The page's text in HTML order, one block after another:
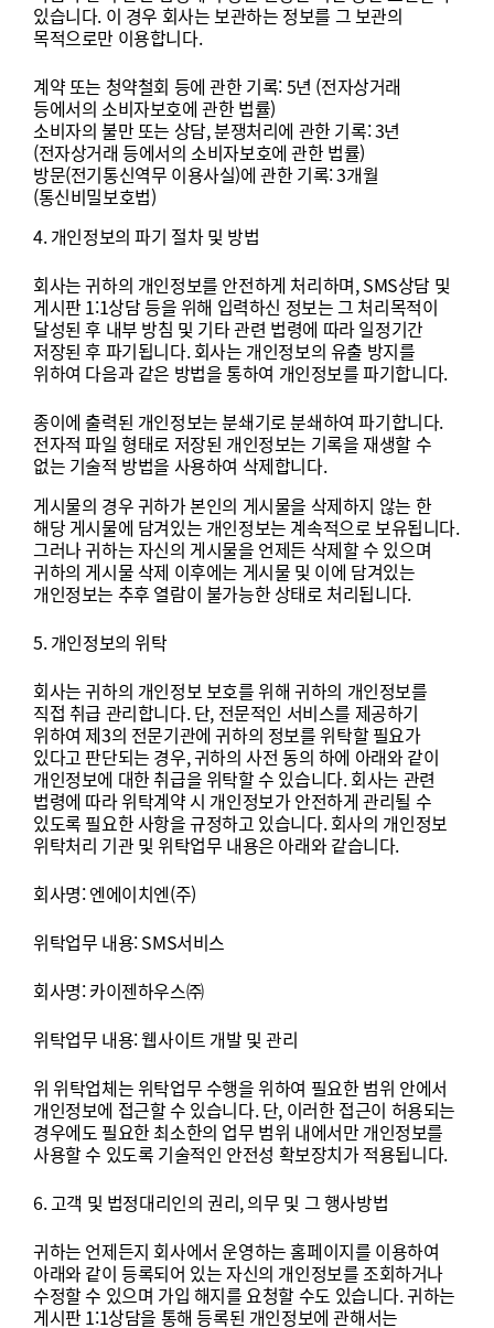
있습니다. 이 경우 회사는보관하는 정보를 그보관의
목적으로만 이용합니다.
계약또는 청약철회 등에 관한 기록: 5년 (전자상거래
등에서의 소비자보호에 관한 법률)
소비자의 불만또는 상담,분쟁처리에 관한 기록: 3년
(전자상거래 등에서의 소비자보호에 관한 법률)
방문(전기통신역무 이용사실)에 관한 기록: 3개월
(통신비밀보호법)
4.개인정보의 파기 절차및 방법
회사는귀하의 개인정보를 안전하게 처리하며, SMS상담 및
게시판 1:1상담등을위해 입력하신 정보는그 처리목적이
달성된 후 내부 방침 및 기타관련 법령에 따라일정기간
저장된 후 파기됩니다.회사는 개인정보의 유출 방지를
위하여 다음과같은 방법을통하여 개인정보를파기합니다.
종이에 출력된 개인정보는분쇄기로분쇄하여 파기합니다.
전자적 파일 형태로 저장된 개인정보는 기록을재생할수
없는 기술적 방법을 사용하여 삭제합니다.
게시물의 경우귀하가본인의 게시물을 삭제하지 않는 한
해당게시물에 담겨있는 개인정보는 계속적으로보유됩니다.
그러나귀하는자신의 게시물을 언제든 삭제할수 있으며
귀하의 게시물 삭제 이후에는 게시물 및 이에 담겨있는
개인정보는 추후 열람이 불가능한 상태로 처리됩니다.
5.개인정보의 위탁
회사는귀하의 개인정보보호를위해 귀하의 개인정보를
직접 취급 관리합니다.단, 전문적인 서비스를 제공하기
위하여 제3의 전문기관에 귀하의 정보를위탁할 필요가
있다고 판단되는 경우,귀하의 사전 동의 하에 아래와같이
개인정보에 대한취급을위탁할수 있습니다.회사는 관련
법령에 따라위탁계약 시 개인정보가안전하게 관리될 수
있도록 필요한사항을규정하고 있습니다.회사의 개인정보
위탁처리 기관 및 위탁업무 내용은 아래와같습니다.
회사명:엔에이치엔(주)
위탁업무 내용: SMS서비스
회사명:카이젠하우스㈜
위탁업무 내용:웹사이트 개발및 관리
위 위탁업체는위탁업무수행을위하여 필요한 범위 안에서
개인정보에 접근할수 있습니다.단, 이러한 접근이 허용되는
경우에도 필요한 최소한의 업무 범위 내에서만 개인정보를
사용할수 있도록 기술적인 안전성 확보장치가적용됩니다.
6.고객 및 법정대리인의 권리,의무 및 그행사방법
귀하는 언제든지 회사에서 운영하는홈페이지를 이용하여
아래와같이 등록되어 있는자신의 개인정보를조회하거나
수정할수 있으며 가입 해지를요청할수도 있습니다.귀하는
게시판 1:1상담을 통해 등록된 개인정보에 관해서는